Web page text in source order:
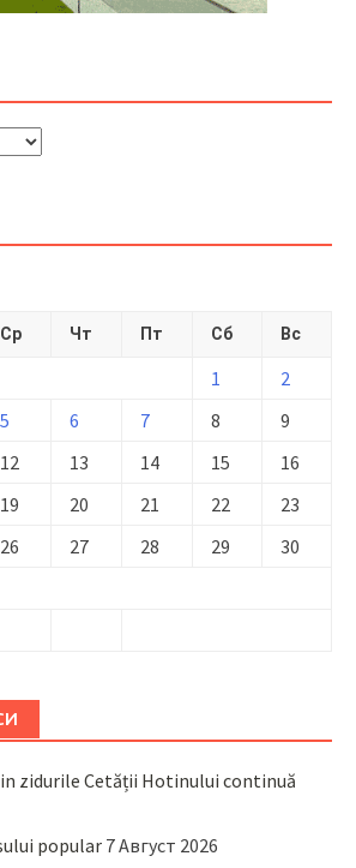
Ср Чт Пт Сб Вс
1
2
5 6 7 8
9
12 13 14 15
16
19 20 21 22
23
26 27 28 29
30
zidurile Cetății Hotinului continuă
popular 7 Август 2026